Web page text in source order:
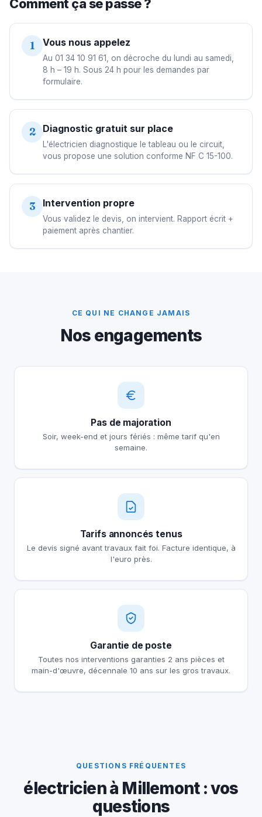
Comment ça se passe ?
1 Vous nous appelez
Au 01 34 10 91 61, on décroche du lundi au samedi,
8 h – 19 h. Sous 24 h pour les demandes par
formulaire.
2 Diagnostic gratuit sur place
L'électricien diagnostique le tableau ou le circuit,
vous propose une solution conforme NF C 15-100.
3 Intervention propre
Vous validez le devis, on intervient. Rapport écrit +
paiement après chantier.
CE QUI NE CHANGE JAMAIS
Nos engagements
Pas de majoration
Soir, week-end et jours fériés : même tarif qu'en
semaine.
Tarifs annoncés tenus
Le devis signé avant travaux fait foi. Facture identique, à
l'euro près.
Garantie de poste
Toutes nos interventions garanties 2 ans pièces et
main-d'œuvre, décennale 10 ans sur les gros travaux.
QUESTIONS FRÉQUENTES
électricien à Millemont : vos
questions